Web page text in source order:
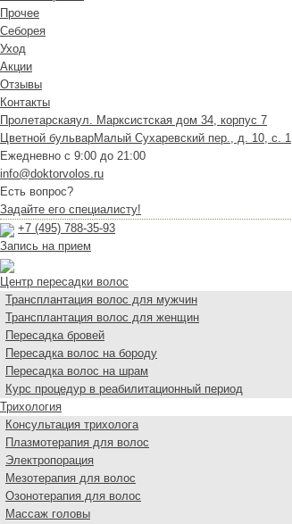
Прочее
Себорея
Уход
Акции
Отзывы
Контакты
Пролетарскаяул. Марксистская дом 34, корпус 7
Цветной бульварМалый Сухаревский пер., д. 10, с. 1
Ежедневно с 9:00 до 21:00
info@doktorvolos.ru
Есть вопрос?
Задайте его специалисту!
+7 (495) 788-35-93
Запись на прием
Центр пересадки волос
Трансплантация волос для мужчин
Трансплантация волос для женщин
Пересадка бровей
Пересадка волос на бороду
Пересадка волос на шрам
Курс процедур в реабилитационный период
Трихология
Консультация трихолога
Плазмотерапия для волос
Электропорация
Мезотерапия для волос
Озонотерапия для волос
Массаж головы